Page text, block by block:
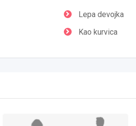
Lepa devojka
Kao kurvica